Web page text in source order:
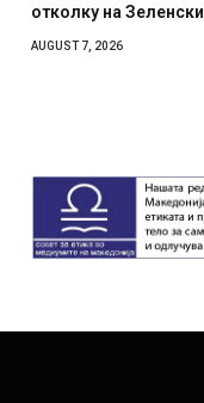
отколку на Зеленски
AUGUST 7, 2026